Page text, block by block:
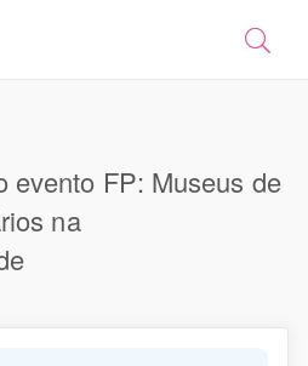
evento FP: Museus de
na